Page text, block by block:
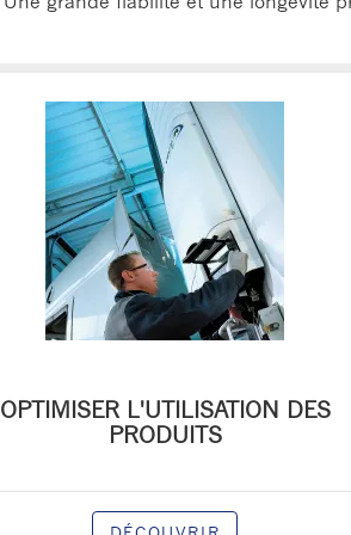
OPTIMISER L'UTILISATION DES
PRODUITS